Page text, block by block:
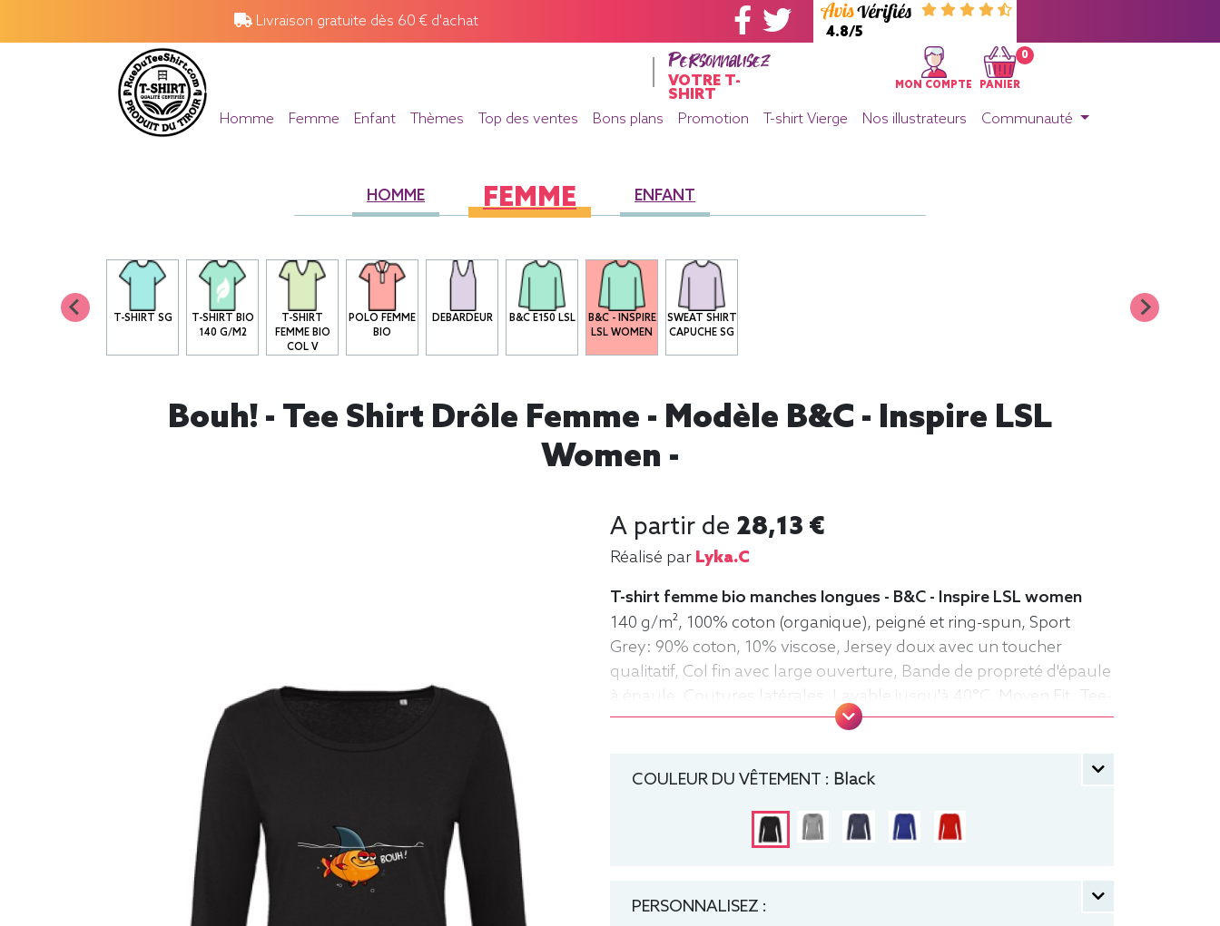
Livraison gratuite dès 60 € d'achat
4.8/5
Personnalisez
VOTRE T-
SHIRT
MON COMPTE
0
PANIER
Homme Femme Enfant Thèmes Top des ventes Bons plans Promotion T-shirt Vierge Nos illustrateurs Communauté
HOMME FEMME ENFANT
T-SHIRT SG
T-SHIRT BIO
140 G/M2
T-SHIRT
FEMME BIO
COL V
POLO FEMME
BIO
DEBARDEUR B&C E150 LSL
B&C - INSPIRE
LSL WOMEN
SWEAT SHIRT
CAPUCHE SG
Bouh! - Tee Shirt Drôle Femme - Modèle B&C - Inspire LSL
Women -
A partir de 28,13 €
Réalisé par Lyka.C
T-shirt femme bio manches longues - B&C - Inspire LSL women
140 g/m², 100% coton (organique), peigné et ring-spun, Sport
Grey: 90% coton, 10% viscose, Jersey doux avec un toucher
qualitatif, Col fin avec large ouverture, Bande de propreté d'épaule
à épaule, Coutures latérales, Lavable jusqu'à 40°C, Moyen Fit. Tee-
shirt, manche longue, Léger, Femme, Col rond, Bio / Organic, B&C
COULEUR DU VÊTEMENT : Black
PERSONNALISEZ :